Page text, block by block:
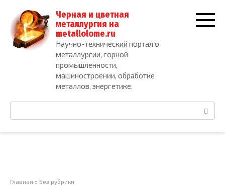
контенту
Черная и цветная
металлургия на
metallolome.ru
Научно-технический портал о
металлургии, горной
промышленности,
машиностроении, обработке
металлов, энергетике.
Главная » Без рубрики